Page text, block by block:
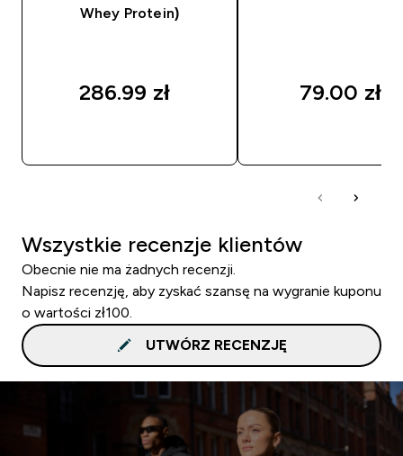
Whey Protein)
286.99 zł‎ 79.00 zł‎
Wszystkie recenzje klientów
Obecnie nie ma żadnych recenzji.
Napisz recenzję, aby zyskać szansę na wygranie kuponu
o wartości zł100.
UTWÓRZ RECENZJĘ